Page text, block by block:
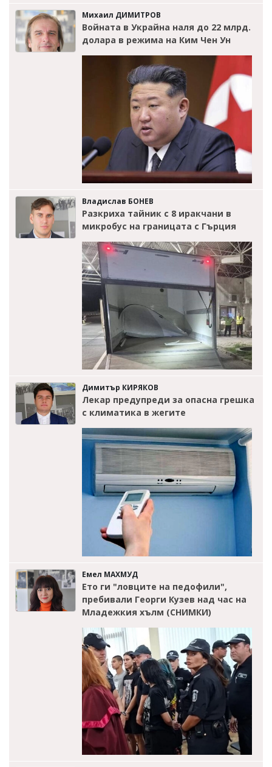
Михаил ДИМИТРОВ
Войната в Украйна наля до 22 млрд.
долара в режима на Ким Чен Ун
Владислав БОНЕВ
Разкриха тайник с 8 иракчани в
микробус на границата с Гърция
Димитър КИРЯКОВ
Лекар предупреди за опасна грешка
с климатика в жегите
Емел МАХМУД
Ето ги "ловците на педофили",
пребивали Георги Кузев над час на
Младежкия хълм (СНИМКИ)